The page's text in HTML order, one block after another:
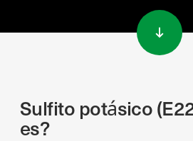
Sulfito potásico
es?